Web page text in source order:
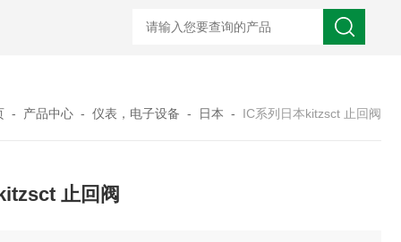
BL300Ft日本heidon外部输出搅拌器 搅拌器100日本heidon循环
- 产品中心 - 仪表，电子设备 - 日本 - IC系列日本kitzsct 止回阀
止回阀